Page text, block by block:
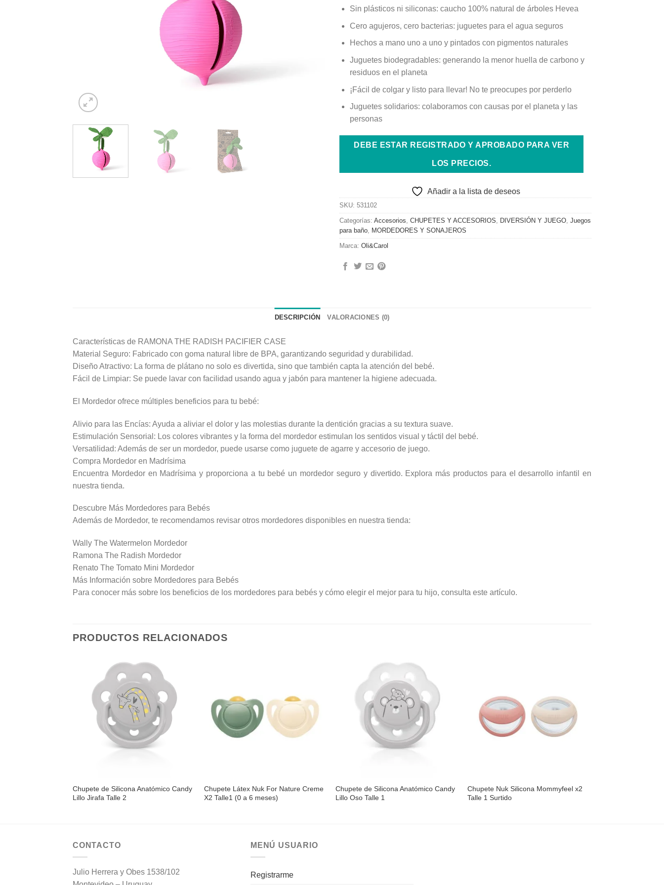
Sin plásticos ni siliconas: caucho 100% natural de árboles Hevea
Cero agujeros, cero bacterias: juguetes para el agua seguros
Hechos a mano uno a uno y pintados con pigmentos naturales
Juguetes biodegradables: generando la menor huella de carbono y
residuos en el planeta
¡Fácil de colgar y listo para llevar! No te preocupes por perderlo
Juguetes solidarios: colaboramos con causas por el planeta y las
personas
DEBE ESTAR REGISTRADO Y APROBADO PARA VER
LOS PRECIOS.
Añadir a la lista de deseos
SKU: 531102
Categorías: Accesorios, CHUPETES Y ACCESORIOS, DIVERSIÓN Y JUEGO, Juegos
para baño, MORDEDORES Y SONAJEROS
Marca: Oli&Carol
DESCRIPCIÓN VALORACIONES (0)
Características de RAMONA THE RADISH PACIFIER CASE
Material Seguro: Fabricado con goma natural libre de BPA, garantizando seguridad y durabilidad.
Diseño Atractivo: La forma de plátano no solo es divertida, sino que también capta la atención del bebé.
Fácil de Limpiar: Se puede lavar con facilidad usando agua y jabón para mantener la higiene adecuada.
El Mordedor ofrece múltiples beneficios para tu bebé:
Alivio para las Encías: Ayuda a aliviar el dolor y las molestias durante la dentición gracias a su textura suave.
Estimulación Sensorial: Los colores vibrantes y la forma del mordedor estimulan los sentidos visual y táctil del bebé.
Versatilidad: Además de ser un mordedor, puede usarse como juguete de agarre y accesorio de juego.
Compra Mordedor en Madrísima
Encuentra Mordedor en Madrísima y proporciona a tu bebé un mordedor seguro y divertido. Explora más productos para el desarrollo infantil en
nuestra tienda.
Descubre Más Mordedores para Bebés
Además de Mordedor, te recomendamos revisar otros mordedores disponibles en nuestra tienda:
Wally The Watermelon Mordedor
Ramona The Radish Mordedor
Renato The Tomato Mini Mordedor
Más Información sobre Mordedores para Bebés
Para conocer más sobre los beneficios de los mordedores para bebés y cómo elegir el mejor para tu hijo, consulta este artículo.
PRODUCTOS RELACIONADOS
Añadir
a la
deseos
Chupete de Silicona Anatómico Candy
Lillo Jirafa Talle 2
lista de
deseos
Chupete Látex Nuk For Nature Creme
X2 Talle1 (0 a 6 meses)
Añadir
a la
deseos
Chupete de Silicona Anatómico Candy
Lillo Oso Talle 1
lista de
deseos
Chupete Nuk Silicona Mommyfeel x2
Talle 1 Surtido
CONTACTO
Julio Herrera y Obes 1538/102
MENÚ USUARIO
Registrarme